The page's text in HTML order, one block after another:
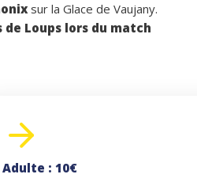
sur la Glace de Vaujany.
Loups lors du match
Adulte : 10€